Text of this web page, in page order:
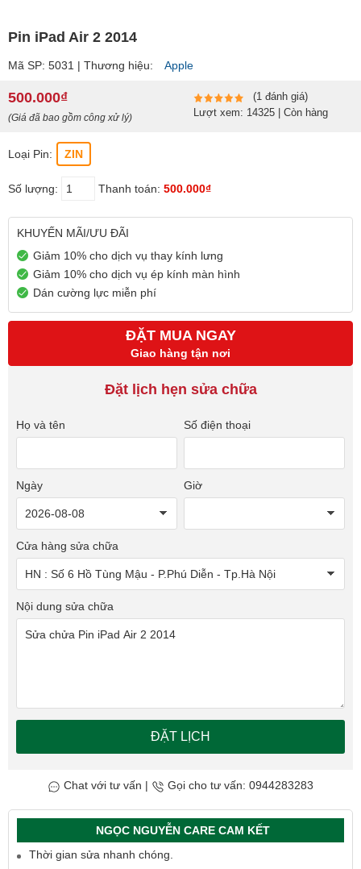
Pin iPad Air 2 2014
Mã SP: 5031 | Thương hiệu: Apple
500.000₫
(Giá đã bao gồm công xử lý)
(1 đánh giá)
Lượt xem: 14325 | Còn hàng
Loại Pin: ZIN
Số lượng: Thanh toán: 500.000₫
KHUYẾN MÃI/ƯU ĐÃI
Giảm 10% cho dịch vụ thay kính lưng
Giảm 10% cho dịch vụ ép kính màn hình
Dán cường lực miễn phí
ĐẶT MUA NGAY
Giao hàng tận nơi
Đặt lịch hẹn sửa chữa
Họ và tên Số điện thoại
Ngày Giờ
Cửa hàng sửa chữa
Nội dung sửa chữa
ĐẶT LỊCH
Chat với tư vấn | Gọi cho tư vấn: 0944283283
NGỌC NGUYỄN CARE CAM KẾT
Thời gian sửa nhanh chóng.